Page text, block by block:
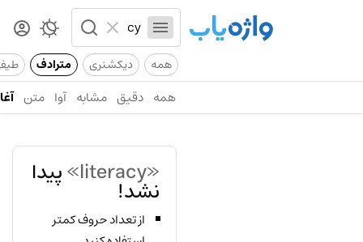
همه دیکشنری مترادف
همه دقیق مشابه آوا متن
«literacy» پیدا
نشد!
از تعداد حروف کمتر